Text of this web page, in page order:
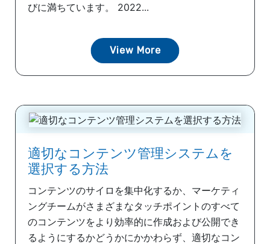
びに満ちています。 2022...
View More
適切なコンテンツ管理システムを
選択する方法
コンテンツのサイロを集中化するか、マーケティ
ングチームがさまざまなタッチポイントのすべて
のコンテンツをより効率的に作成および公開でき
るようにするかどうかにかかわらず、適切なコン